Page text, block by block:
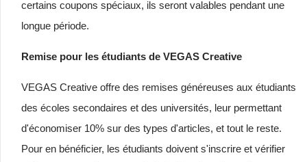
certains coupons spéciaux, ils seront valables pendant une
longue période.
Remise pour les étudiants de VEGAS Creative
VEGAS Creative offre des remises généreuses aux étudiants
des écoles secondaires et des universités, leur permettant
d'économiser 10% sur des types d'articles, et tout le reste.
Pour en bénéficier, les étudiants doivent s'inscrire et vérifier